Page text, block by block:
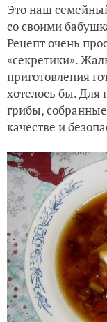
Это наш
со своими
Рецепт очень
«секретики».
приготовления
хотелось бы. Для
грибы,
качестве и